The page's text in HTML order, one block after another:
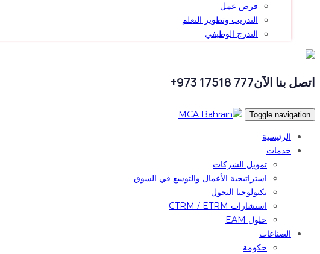
فرص عمل
التدريب وتطوير التعلم
التدرج الوظيفي
اتصل بنا الآن777 17518 973+
Toggle navigation
الرئيسية
خدمات
تمويل الشركات
استراتيجية الأعمال والتوسع في السوق
تكنولوجيا التحول
استشارات CTRM / ETRM
حلول EAM
الصناعات
حكومة